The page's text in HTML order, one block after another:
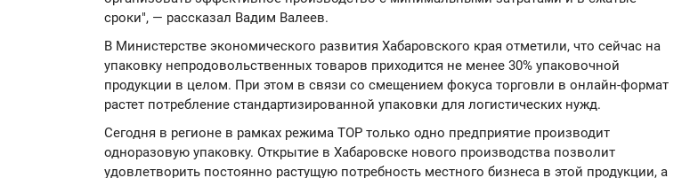
сроки", — рассказал Вадим Валеев.
В Министерстве экономического развития Хабаровского края отметили, что сейчас на
упаковку непродовольственных товаров приходится не менее 30% упаковочной
продукции в целом. При этом в связи со смещением фокуса торговли в онлайн-формат
растет потребление стандартизированной упаковки для логистических нужд.
Сегодня в регионе в рамках режима ТОР только одно предприятие производит
одноразовую упаковку. Открытие в Хабаровске нового производства позволит
удовлетворить постоянно растущую потребность местного бизнеса в этой продукции, а